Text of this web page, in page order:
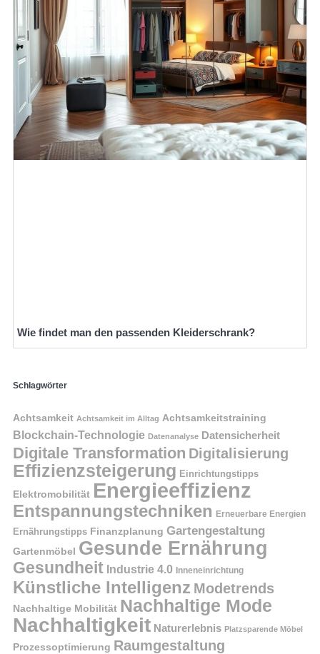
Wie findet man den passenden Kleiderschrank?
Schlagwörter
Achtsamkeit Achtsamkeit im Alltag Achtsamkeitstraining
Blockchain-Technologie Datenanalyse Datensicherheit
Digitale Transformation Digitalisierung
Effizienzsteigerung Einrichtungstipps
Elektromobilität Energieeffizienz
Entspannungstechniken Erneuerbare Energien
Ernährungstipps Finanzplanung Gartengestaltung
Gartenmöbel Gesunde Ernährung
Gesundheit Industrie 4.0 Inneneinrichtung
Künstliche Intelligenz Modetrends
Nachhaltige Mobilität Nachhaltige Mode
Nachhaltigkeit Naturerlebnis Platzsparende Möbel
Prozessoptimierung Raumgestaltung